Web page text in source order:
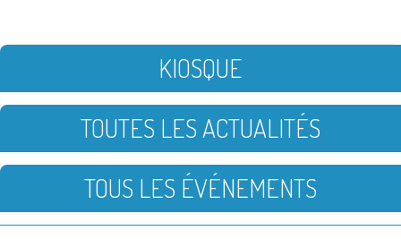
KIOSQUE
TOUTES LES ACTUALITÉS
TOUS LES ÉVÉNEMENTS